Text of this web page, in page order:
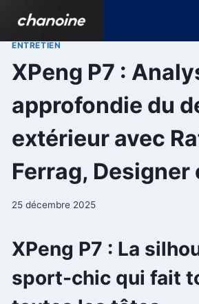
contenu
ENTRETIEN
XPeng P7 :
approfondie du
extérieur avec
Ferrag, Designer
25 décembre 2025
XPeng P7 : La
sport-chic qui fait